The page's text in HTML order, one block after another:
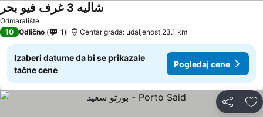
Odmaralište
شاليه 3 غرف فيو بحر
10 Odlično 1 Centar grada: udaljenost 23.1 km
Izaberi datume da bi se prikazale
tačne cene
Pogledaj cene
Deli